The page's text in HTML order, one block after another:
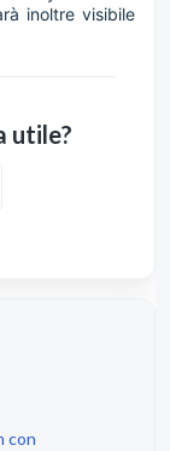
inoltre visibile
utile?
con